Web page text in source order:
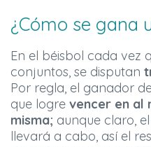
¿Cómo se gana
En el béisbol cada vez
conjuntos, se disputan
Por regla, el ganador
que logre vencer en al
misma; aunque claro,
llevará a cabo, así el